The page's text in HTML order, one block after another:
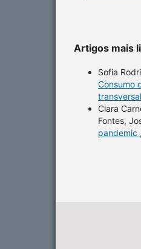
Artigos mais
Sofia
Consumo
transversal
Clara
Fontes,
pandemic ,